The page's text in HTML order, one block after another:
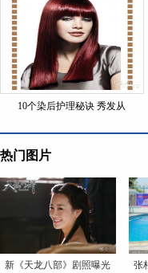
10个染后护理秘诀 秀发从
热门图片
新《天龙八部》剧照曝光 张